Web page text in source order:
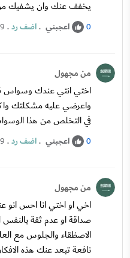
يخفف عنك وان يشفيك
0 اعجبني .اضف رد.
من مجهول
اختي انتي عندك
واعرضي عليه مشكلتك
في التخلص من هذا
0 اعجبني .اضف رد.
من مجهول
اخي او اختي انا احس
صداقة او عدم ثقة بالنفس
الاصظقاء والجلوس مع
نافعة تبعد عنك هذه